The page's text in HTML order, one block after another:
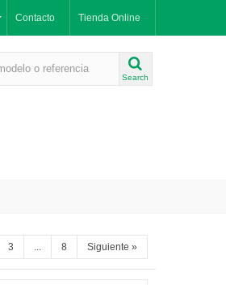
Tienda Online
Contacto
Search
3 ... 8 Siguiente »